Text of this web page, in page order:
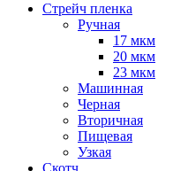
Стрейч пленка
Ручная
17 мкм
20 мкм
23 мкм
Машинная
Черная
Вторичная
Пищевая
Узкая
Скотч